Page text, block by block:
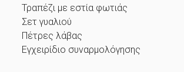
Τραπέζι με εστία φωτιάς
Σετ γυαλιού
Πέτρες λάβας
Εγχειρίδιο συναρμολόγησης